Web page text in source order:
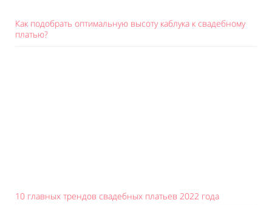
Как подобрать оптимальную высоту каблука к свадебному
платью?
10 главных трендов свадебных платьев 2022 года